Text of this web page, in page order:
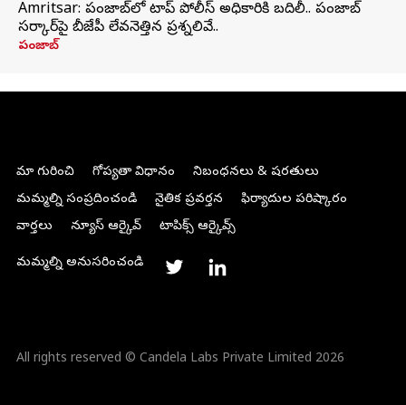
Amritsar: పంజాబ్‌లో టాప్ పోలీస్ అధికారికి బదిలీ.. పంజాబ్
సర్కార్‌పై బీజేపీ లేవనెత్తిన ప్రశ్నలివే..
పంజాబ్
మా గురించి గోప్యతా విధానం
నిబంధనలు & షరతులు
మమ్మల్ని సంప్రదించండి
నైతిక ప్రవర్తన
ఫిర్యాదుల పరిష్కారం
వార్తలు
న్యూస్ ఆర్కైవ్ టాపిక్స్ ఆర్కైవ్స్
మమ్మల్ని అనుసరించండి
All rights reserved © Candela Labs Private Limited 2026